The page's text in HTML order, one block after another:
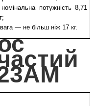
потужність 8,71
— не більш ніж 17 кг.